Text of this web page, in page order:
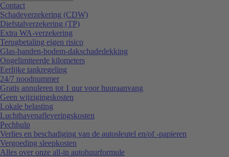
Contact
Schadeverzekering (CDW)
Diefstalverzekering (TP)
Extra WA-verzekering
Terugbetaling eigen risico
Glas-banden-bodem-dakschadedekking
Ongelimiteerde kilometers
Eerlijke tankregeling
24/7 noodnummer
Gratis annuleren tot 1 uur voor huuraanvang
Geen wijzigingskosten
Lokale belasting
Luchthavenafleveringskosten
Pechhulp
Verlies en beschadiging van de autosleutel en/of -papieren
Vergoeding sleepkosten
Alles over onze all-in autohuurformule